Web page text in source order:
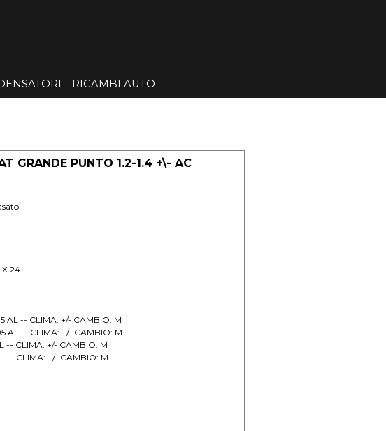
Salta menù
▼ ▼
RICAMBI AUTO
GRANDE PUNTO 1.2-1.4 +\- AC
24
AL -- CLIMA: +/- CAMBIO: M
AL -- CLIMA: +/- CAMBIO: M
-- CLIMA: +/- CAMBIO: M
-- CLIMA: +/- CAMBIO: M